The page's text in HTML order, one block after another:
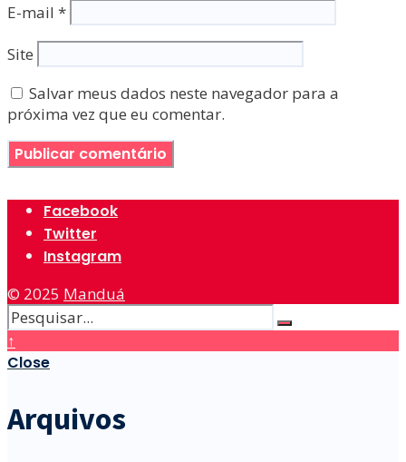
E-mail *
Site
Salvar meus dados neste navegador para a
próxima vez que eu comentar.
Facebook
Twitter
Instagram
© 2025 Manduá
↑
Close
Arquivos